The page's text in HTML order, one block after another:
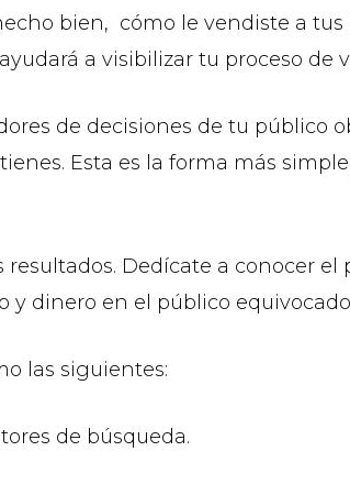
bien, cómo le vendiste a
a visibilizar tu proceso de
de decisiones de tu público
Esta es la forma más
Dedícate a conocer
dinero en el público
las siguientes:
de búsqueda.